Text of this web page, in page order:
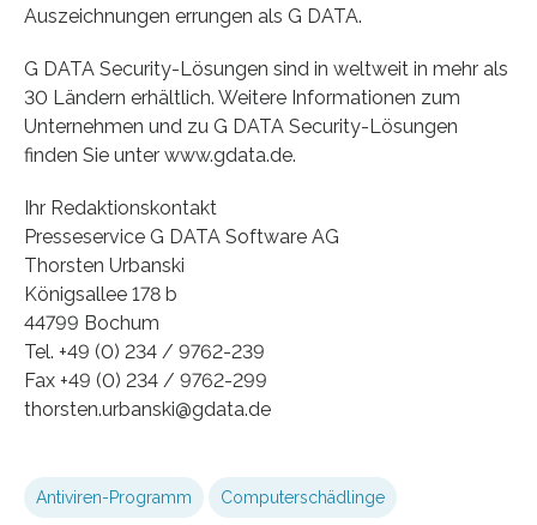
Auszeichnungen errungen als G DATA.
G DATA Security-Lösungen sind in weltweit in mehr als
30 Ländern erhältlich. Weitere Informationen zum
Unternehmen und zu G DATA Security-Lösungen
finden Sie unter www.gdata.de.
Ihr Redaktionskontakt
Presseservice G DATA Software AG
Thorsten Urbanski
Königsallee 178 b
44799 Bochum
Tel. +49 (0) 234 / 9762-239
Fax +49 (0) 234 / 9762-299
thorsten.urbanski@gdata.de
Antiviren-Programm Computerschädlinge